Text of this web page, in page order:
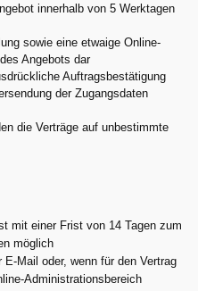
innerhalb von 5 Werktagen
sowie eine etwaige Online-
Angebots dar
Auftragsbestätigung
der Zugangsdaten
die Verträge auf unbestimmte
mit einer Frist von 14 Tagen zum
möglich
Mail oder, wenn für den Vertrag
Administrationsbereich